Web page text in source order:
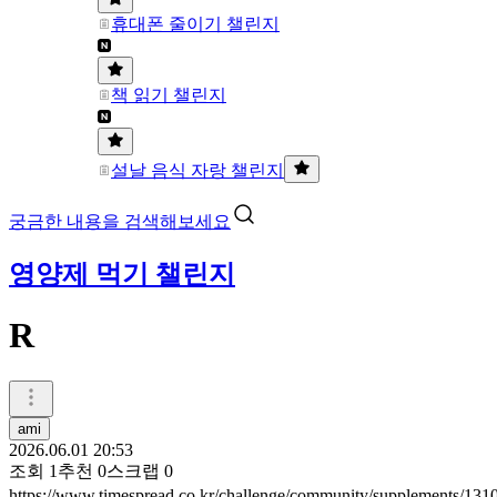
휴대폰 줄이기 챌린지
책 읽기 챌린지
설날 음식 자랑 챌린지
궁금한 내용을 검색해보세요
영양제 먹기 챌린지
R
ami
2026.06.01 20:53
조회 1 추천 0스크랩 0